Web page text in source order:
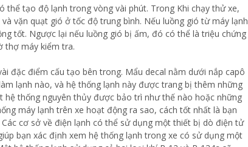
tạo độ lạnh trong vòng vài phút. Trong Khi chạy thử xe,
vặn quạt gió ở tốc độ trung bình. Nếu luồng gió từ máy lạnh
tốt. Ngược lại nếu luồng gió bị ấm, đó có thể là triệu chứng
thợ máy kiểm tra.
đặc điểm cấu tạo bên trong. Mẩu decal nằm dưới nắp capô
lạnh nào, và hệ thống lạnh này được trang bị thêm những
hệ thống nguyên thủy được bảo trì như thế nào hoặc những
máy lạnh trên xe hoạt động ra sao, cách tốt nhất là bạn
cơ sở về điện lạnh có thể sử dụng một thiết bị dò điện tử
bạn xác định xem hệ thống lạnh trong xe có sử dụng một